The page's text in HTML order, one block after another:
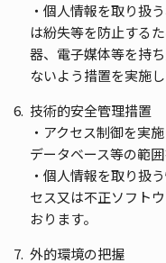
・個人情報を取り扱
は紛失等を防止する
器、電子媒体等を持
ないよう措置を実施し
技術的安全管理措置
・アクセス制御を実
データベース等の範
・個人情報を取り扱
セス又は不正ソフト
おります。
外的環境の把握